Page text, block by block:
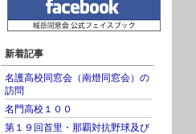
新着記事
名護高校同窓会（南燈同窓会）の
訪問
名門高校１００
第１９回首里・那覇対抗野球及び